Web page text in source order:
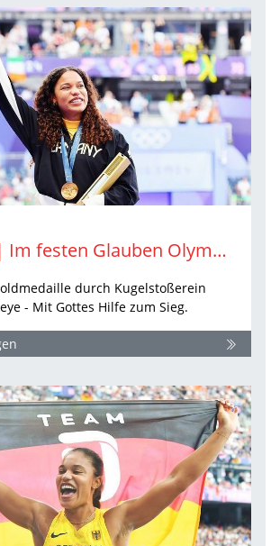
Olympia | Im festen Glauben Olympiasiegerin
durch Kugelstoßerein
- Mit Gottes Hilfe zum Sieg.